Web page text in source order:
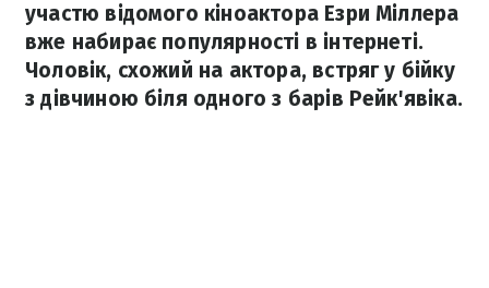
участю відомого кіноактора Езри Міллера
вже набирає популярності в інтернеті.
Чоловік, схожий на актора, встряг у бійку
з дівчиною біля одного з барів Рейк'явіка.